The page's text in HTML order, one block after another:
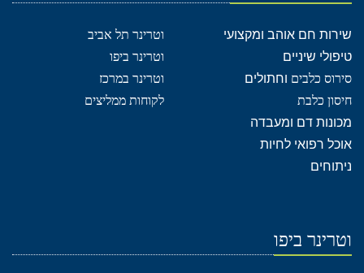
שירות חם אוהב ומקצועי
וטרינר תל אביב
טיפולי שיניים
וטרינר ביפו
סירוס כלבים וחתולים
וטרינר במרכז
חיסון כלבת
לקוחות ממליצים
מכונות דם ומעבדה
אוכל רפואי לחיות
ניתוחים
וטרינר ביפו